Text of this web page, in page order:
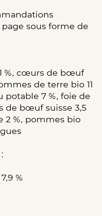
sous forme de
%, cœurs de bœuf
de terre bio 11
potable 7 %, foie de
de bœuf suisse 3,5
2 %, pommes bio
%